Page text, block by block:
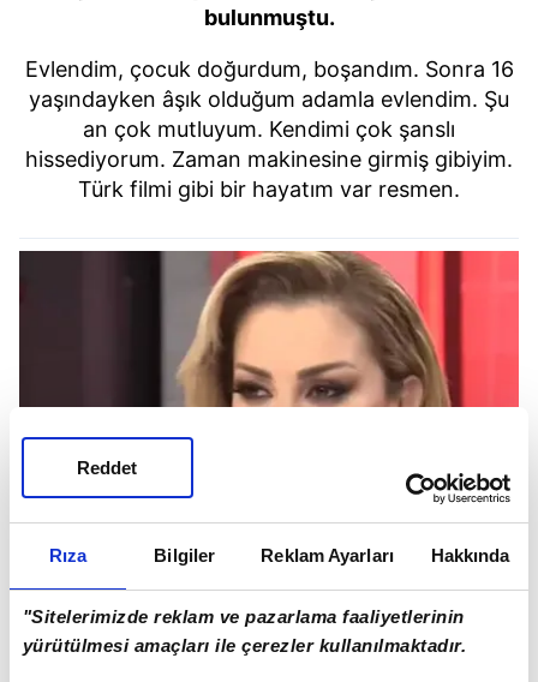
Rıza Bilgiler Reklam Ayarları Hakkında
"Sitelerimizde reklam ve pazarlama faaliyetlerinin
yürütülmesi amaçları ile çerezler kullanılmaktadır.
Reddet
bulunmuştu.
Evlendim, çocuk doğurdum, boşandım. Sonra 16
yaşındayken âşık olduğum adamla evlendim. Şu
an çok mutluyum. Kendimi çok şanslı
hissediyorum. Zaman makinesine girmiş gibiyim.
Türk filmi gibi bir hayatım var resmen.